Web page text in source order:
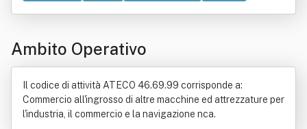
Ufficio (locale)
Albergo
Decreto legislativo
Progettazione
Vendita al dettaglio
Ambito Operativo
Il codice di attività ATECO 46.69.99 corrisponde a:
Commercio all'ingrosso di altre macchine ed attrezzature per
l'industria, il commercio e la navigazione nca.